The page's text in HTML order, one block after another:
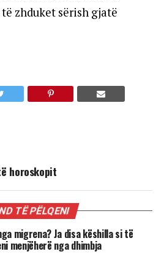
zhduket sërish gjatë
horoskopit
TË PËLQENI
migrena? Ja disa këshilla si të
menjëherë nga dhimbja